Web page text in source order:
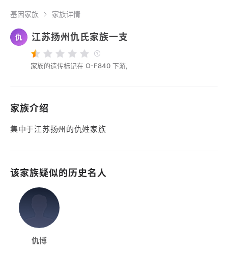
基因家族 家族详情
仇 江苏扬州仇氏家族一支
家族的遗传标记在 O-F840 下游,
家族介绍
集中于江苏扬州的仇姓家族
该家族疑似的历史名人
仇博